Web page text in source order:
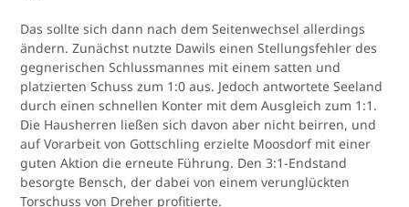
Das sollte sich dann nach dem Seitenwechsel allerdings
ändern. Zunächst nutzte Dawils einen Stellungsfehler des
gegnerischen Schlussmannes mit einem satten und
platzierten Schuss zum 1:0 aus. Jedoch antwortete Seeland
durch einen schnellen Konter mit dem Ausgleich zum 1:1.
Die Hausherren ließen sich davon aber nicht beirren, und
auf Vorarbeit von Gottschling erzielte Moosdorf mit einer
guten Aktion die erneute Führung. Den 3:1-Endstand
besorgte Bensch, der dabei von einem verunglückten
Torschuss von Dreher profitierte.